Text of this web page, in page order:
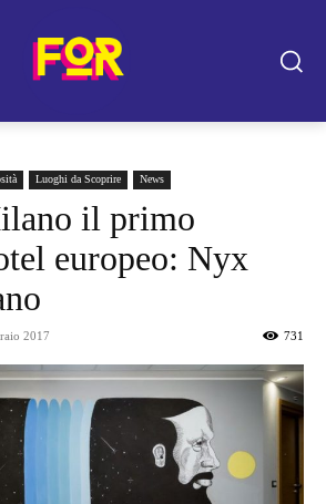
Luoghi da Scoprire News
il primo
europeo: Nyx
2017 731